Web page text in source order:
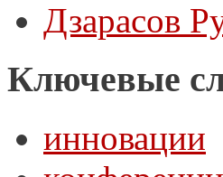
Дзарасов
Ключевые
инновации